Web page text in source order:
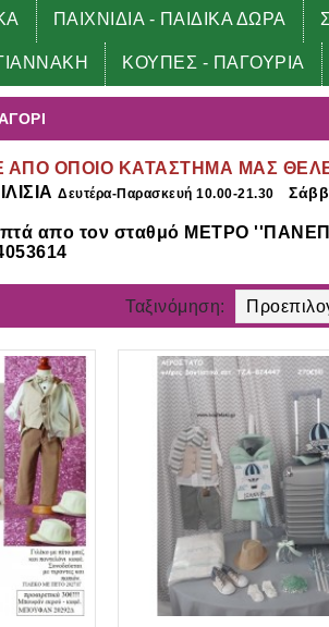
ΠΑΙΧΝΙΔΙΑ - ΠΑΙΔΙΚΑ ΔΩΡΑ
ΚΟΥΠΕΣ - ΠΑΓΟΥΡΙΑ
ΑΠΟ ΟΠΟΙΟ ΚΑΤΑΣΤΗΜΑ ΜΑΣ
Δευτέρα-Παρασκευή 10.00-21.30
απο τον σταθμό ΜΕΤΡΟ
Ταξινόμηση: